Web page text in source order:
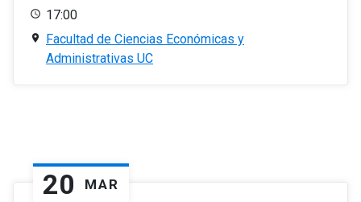
17:00
Facultad de Ciencias Económicas y
Administrativas UC
20 MAR